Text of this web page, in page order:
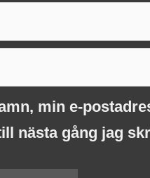
min e-
nästa gång jag